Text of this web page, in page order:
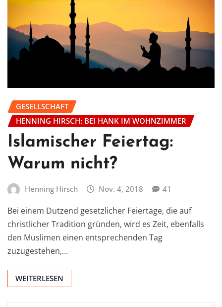
GESELLSCHAFT
HENNING HIRSCH: BEI HANK IM WOHNZIMMER
Islamischer Feiertag:
Warum nicht?
Henning Hirsch Nov. 4, 2018 41
Bei einem Dutzend gesetzlicher Feiertage, die auf
christlicher Tradition gründen, wird es Zeit, ebenfalls
den Muslimen einen entsprechenden Tag
zuzugestehen,…
WEITERLESEN